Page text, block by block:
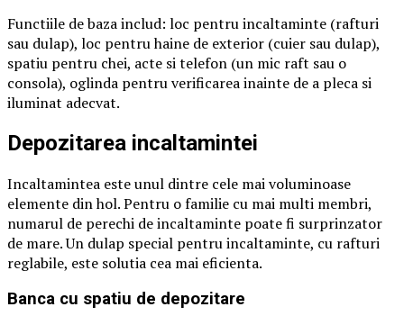
Functiile de baza includ: loc pentru incaltaminte (rafturi
sau dulap), loc pentru haine de exterior (cuier sau dulap),
spatiu pentru chei, acte si telefon (un mic raft sau o
consola), oglinda pentru verificarea inainte de a pleca si
iluminat adecvat.
Depozitarea incaltamintei
Incaltamintea este unul dintre cele mai voluminoase
elemente din hol. Pentru o familie cu mai multi membri,
numarul de perechi de incaltaminte poate fi surprinzator
de mare. Un dulap special pentru incaltaminte, cu rafturi
reglabile, este solutia cea mai eficienta.
Banca cu spatiu de depozitare